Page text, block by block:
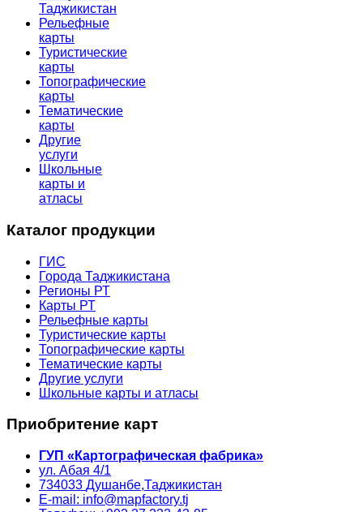
Таджикистан
Рельефные
карты
Туристические
карты
Топографические
карты
Тематические
карты
Другие
услуги
Школьные
карты и
атласы
Каталог продукции
ГИС
Города Таджикистана
Регионы РТ
Карты РТ
Рельефные карты
Туристические карты
Топографические карты
Тематические карты
Другие услуги
Школьные карты и атласы
Приобритение карт
ГУП «Картографическая фабрика»
ул. Абая 4/1
734033 Душанбе,Таджикистан
E-mail: info@mapfactory.tj